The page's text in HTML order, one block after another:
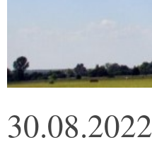
30.08.2022